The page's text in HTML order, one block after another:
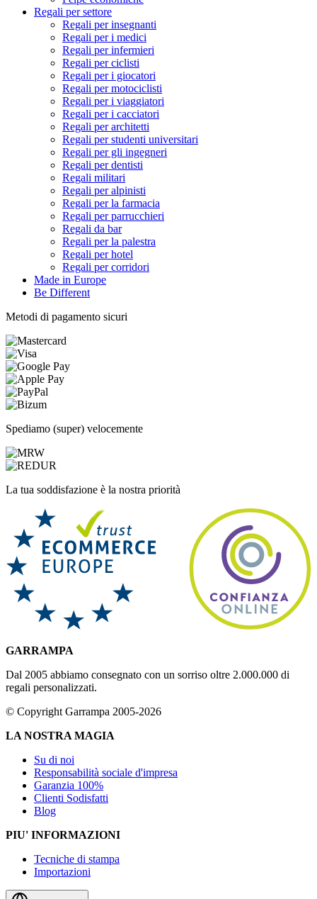
Regali per settore
Regali per insegnanti
Regali per i medici
Regali per infermieri
Regali per ciclisti
Regali per i giocatori
Regali per motociclisti
Regali per i viaggiatori
Regali per i cacciatori
Regali per architetti
Regali per studenti universitari
Regali per gli ingegneri
Regali per dentisti
Regali militari
Regali per alpinisti
Regali per la farmacia
Regali per parrucchieri
Regali da bar
Regali per la palestra
Regali per hotel
Regali per corridori
Made in Europe
Be Different
Metodi di pagamento sicuri
Spediamo (super) velocemente
La tua soddisfazione è la nostra priorità
GARRAMPA
Dal 2005 abbiamo consegnato con un sorriso oltre 2.000.000 di
regali personalizzati.
© Copyright Garrampa 2005-2026
LA NOSTRA MAGIA
Su di noi
Responsabilità sociale d'impresa
Garanzia 100%
Clienti Sodisfatti
Blog
PIU' INFORMAZIONI
Tecniche di stampa
Importazioni